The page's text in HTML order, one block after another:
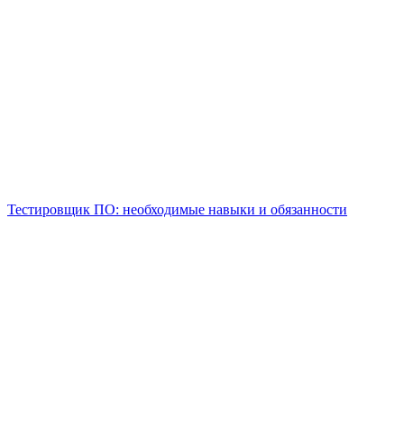
Тестировщик ПО: необходимые навыки и обязанности